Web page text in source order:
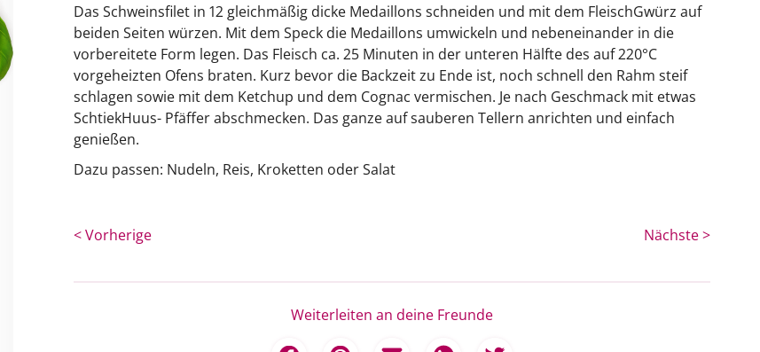
Das Schweinsfilet in 12 gleichmäßig dicke Medaillons schneiden und mit dem FleischGwürz auf
beiden Seiten würzen. Mit dem Speck die Medaillons umwickeln und nebeneinander in die
vorbereitete Form legen. Das Fleisch ca. 25 Minuten in der unteren Hälfte des auf 220°C
vorgeheizten Ofens braten. Kurz bevor die Backzeit zu Ende ist, noch schnell den Rahm steif
schlagen sowie mit dem Ketchup und dem Cognac vermischen. Je nach Geschmack mit etwas
SchtiekHuus- Pfäffer abschmecken. Das ganze auf sauberen Tellern anrichten und einfach
genießen.
Dazu passen: Nudeln, Reis, Kroketten oder Salat
< Vorherige Nächste >
Weiterleiten an deine Freunde